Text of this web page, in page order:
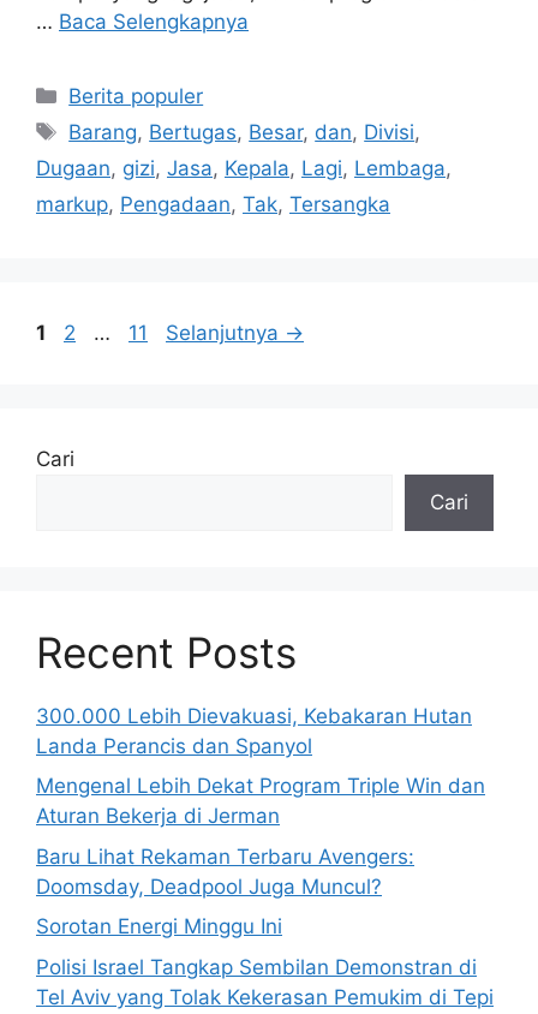
… Baca Selengkapnya
Kategori
Berita populer
Tag
Barang, Bertugas, Besar, dan, Divisi,
Dugaan, gizi, Jasa, Kepala, Lagi, Lembaga,
markup, Pengadaan, Tak, Tersangka
Halaman
1 Halaman
2 … Halaman
11 Selanjutnya →
Cari
Cari
Recent Posts
300.000 Lebih Dievakuasi, Kebakaran Hutan
Landa Perancis dan Spanyol
Mengenal Lebih Dekat Program Triple Win dan
Aturan Bekerja di Jerman
Baru Lihat Rekaman Terbaru Avengers:
Doomsday, Deadpool Juga Muncul?
Sorotan Energi Minggu Ini
Polisi Israel Tangkap Sembilan Demonstran di
Tel Aviv yang Tolak Kekerasan Pemukim di Tepi